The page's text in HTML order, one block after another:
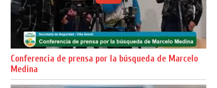
Conferencia de prensa por la búsqueda de Marcelo
Medina